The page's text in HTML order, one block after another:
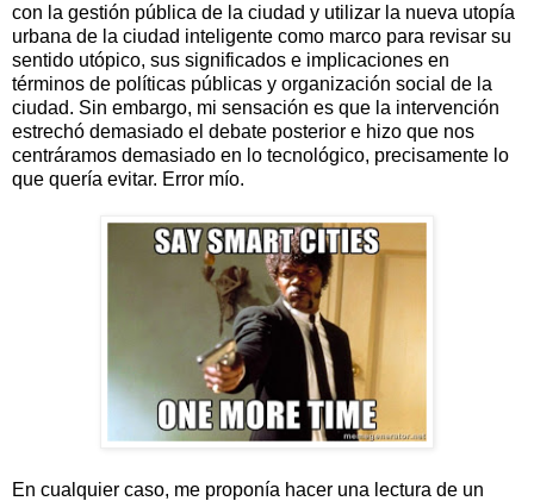
con la gestión pública de la ciudad y utilizar la nueva utopía
urbana de la ciudad inteligente como marco para revisar su
sentido utópico, sus significados e implicaciones en
términos de políticas públicas y organización social de la
ciudad. Sin embargo, mi sensación es que la intervención
estrechó demasiado el debate posterior e hizo que nos
centráramos demasiado en lo tecnológico, precisamente lo
que quería evitar. Error mío.
En cualquier caso, me proponía hacer una lectura de un